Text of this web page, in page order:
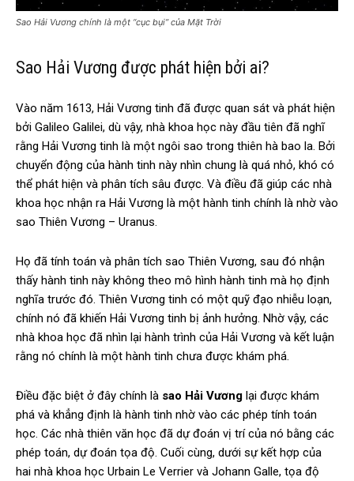
Sao Hải Vương chính là một “cục bụi” của Mặt Trời
Sao Hải Vương được phát hiện bởi ai?
Vào năm 1613, Hải Vương tinh đã được quan sát và phát hiện
bởi Galileo Galilei, dù vậy, nhà khoa học này đầu tiên đã nghĩ
rằng Hải Vương tinh là một ngôi sao trong thiên hà bao la. Bởi
chuyển động của hành tinh này nhìn chung là quá nhỏ, khó có
thể phát hiện và phân tích sâu được. Và điều đã giúp các nhà
khoa học nhận ra Hải Vương là một hành tinh chính là nhờ vào
sao Thiên Vương – Uranus.
Họ đã tính toán và phân tích sao Thiên Vương, sau đó nhận
thấy hành tinh này không theo mô hình hành tinh mà họ định
nghĩa trước đó. Thiên Vương tinh có một quỹ đạo nhiễu loạn,
chính nó đã khiến Hải Vương tinh bị ảnh hưởng. Nhờ vậy, các
nhà khoa học đã nhìn lại hành trình của Hải Vương và kết luận
rằng nó chính là một hành tinh chưa được khám phá.
Điều đặc biệt ở đây chính là sao Hải Vương lại được khám
phá và khẳng định là hành tinh nhờ vào các phép tính toán
học. Các nhà thiên văn học đã dự đoán vị trí của nó bằng các
phép toán, dự đoán tọa độ. Cuối cùng, dưới sự kết hợp của
hai nhà khoa học Urbain Le Verrier và Johann Galle, tọa độ